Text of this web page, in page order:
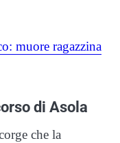
muore ragazzina
di Asola
che la